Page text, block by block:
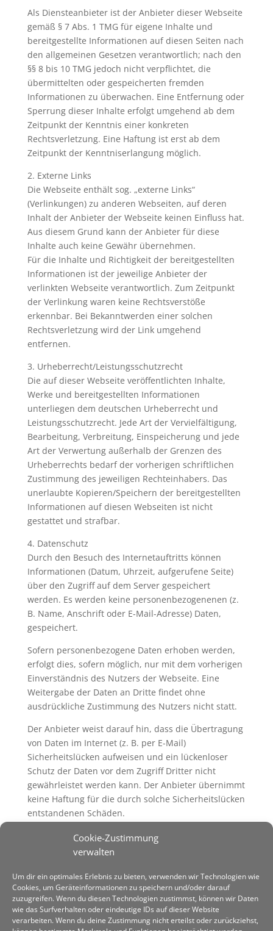
Cookie-Zustimmung
verwalten
Um dir ein optimales Erlebnis zu bieten, verwenden wir Technologien wie
Cookies, um Geräteinformationen zu speichern und/oder darauf
zuzugreifen. Wenn du diesen Technologien zustimmst, können wir Daten
wie das Surfverhalten oder eindeutige IDs auf dieser Website
verarbeiten. Wenn du deine Zustimmung nicht erteilst oder zurückziehst,
Als Diensteanbieter ist der Anbieter dieser Webseite
gemäß § 7 Abs. 1 TMG für eigene Inhalte und
bereitgestellte Informationen auf diesen Seiten nach
den allgemeinen Gesetzen verantwortlich; nach den
§§ 8 bis 10 TMG jedoch nicht verpflichtet, die
übermittelten oder gespeicherten fremden
Informationen zu überwachen. Eine Entfernung oder
Sperrung dieser Inhalte erfolgt umgehend ab dem
Zeitpunkt der Kenntnis einer konkreten
Rechtsverletzung. Eine Haftung ist erst ab dem
Zeitpunkt der Kenntniserlangung möglich.
2. Externe Links
Die Webseite enthält sog. „externe Links“
(Verlinkungen) zu anderen Webseiten, auf deren
Inhalt der Anbieter der Webseite keinen Einfluss hat.
Aus diesem Grund kann der Anbieter für diese
Inhalte auch keine Gewähr übernehmen.
Für die Inhalte und Richtigkeit der bereitgestellten
Informationen ist der jeweilige Anbieter der
verlinkten Webseite verantwortlich. Zum Zeitpunkt
der Verlinkung waren keine Rechtsverstöße
erkennbar. Bei Bekanntwerden einer solchen
Rechtsverletzung wird der Link umgehend
entfernen.
3. Urheberrecht/Leistungsschutzrecht
Die auf dieser Webseite veröffentlichten Inhalte,
Werke und bereitgestellten Informationen
unterliegen dem deutschen Urheberrecht und
Leistungsschutzrecht. Jede Art der Vervielfältigung,
Bearbeitung, Verbreitung, Einspeicherung und jede
Art der Verwertung außerhalb der Grenzen des
Urheberrechts bedarf der vorherigen schriftlichen
Zustimmung des jeweiligen Rechteinhabers. Das
unerlaubte Kopieren/Speichern der bereitgestellten
Informationen auf diesen Webseiten ist nicht
gestattet und strafbar.
4. Datenschutz
Durch den Besuch des Internetauftritts können
Informationen (Datum, Uhrzeit, aufgerufene Seite)
über den Zugriff auf dem Server gespeichert
werden. Es werden keine personenbezogenenen (z.
B. Name, Anschrift oder E-Mail-Adresse) Daten,
gespeichert.
Sofern personenbezogene Daten erhoben werden,
erfolgt dies, sofern möglich, nur mit dem vorherigen
Einverständnis des Nutzers der Webseite. Eine
Weitergabe der Daten an Dritte findet ohne
ausdrückliche Zustimmung des Nutzers nicht statt.
Der Anbieter weist darauf hin, dass die Übertragung
von Daten im Internet (z. B. per E-Mail)
Sicherheitslücken aufweisen und ein lückenloser
Schutz der Daten vor dem Zugriff Dritter nicht
gewährleistet werden kann. Der Anbieter übernimmt
keine Haftung für die durch solche Sicherheitslücken
entstandenen Schäden.
Der Verwendung der Kontaktdaten durch Dritte zur
gewerblichen Nutzung wird ausdrücklich
seine schriftliche Einwilligung erteilt.
Der Anbieter behält sich rechtliche Schritte für den
Fall der unverlangten Zusendung von
Werbeinformationen, z. B. durch Spam-Mails, vor.